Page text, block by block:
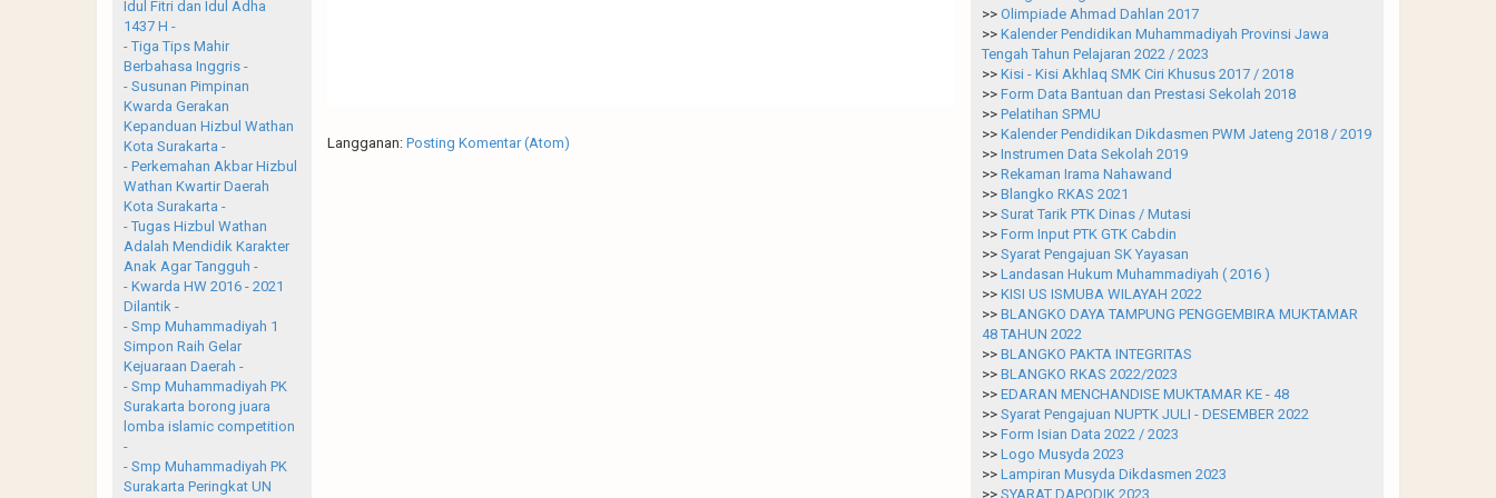
Langganan: Posting Komentar (Atom)
Idul Fitri dan Idul Adha
1437 H -
- Tiga Tips Mahir
Berbahasa Inggris -
- Susunan Pimpinan
Kwarda Gerakan
Kepanduan Hizbul Wathan
Kota Surakarta -
- Perkemahan Akbar Hizbul
Wathan Kwartir Daerah
Kota Surakarta -
- Tugas Hizbul Wathan
Adalah Mendidik Karakter
Anak Agar Tangguh -
- Kwarda HW 2016 - 2021
Dilantik -
- Smp Muhammadiyah 1
Simpon Raih Gelar
Kejuaraan Daerah -
- Smp Muhammadiyah PK
Surakarta borong juara
lomba islamic competition
-
- Smp Muhammadiyah PK
Surakarta Peringkat UN
>> Olimpiade Ahmad Dahlan 2017
>> Kalender Pendidikan Muhammadiyah Provinsi Jawa
Tengah Tahun Pelajaran 2022 / 2023
>> Kisi - Kisi Akhlaq SMK Ciri Khusus 2017 / 2018
>> Form Data Bantuan dan Prestasi Sekolah 2018
>> Pelatihan SPMU
>> Kalender Pendidikan Dikdasmen PWM Jateng 2018 / 2019
>> Instrumen Data Sekolah 2019
>> Rekaman Irama Nahawand
>> Blangko RKAS 2021
>> Surat Tarik PTK Dinas / Mutasi
>> Form Input PTK GTK Cabdin
>> Syarat Pengajuan SK Yayasan
>> Landasan Hukum Muhammadiyah ( 2016 )
>> KISI US ISMUBA WILAYAH 2022
>> BLANGKO DAYA TAMPUNG PENGGEMBIRA MUKTAMAR
48 TAHUN 2022
>> BLANGKO PAKTA INTEGRITAS
>> BLANGKO RKAS 2022/2023
>> EDARAN MENCHANDISE MUKTAMAR KE - 48
>> Syarat Pengajuan NUPTK JULI - DESEMBER 2022
>> Form Isian Data 2022 / 2023
>> Logo Musyda 2023
>> Lampiran Musyda Dikdasmen 2023
>> SYARAT DAPODIK 2023